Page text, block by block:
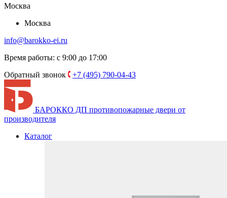
Москва
Москва
info@barokko-ei.ru
Время работы: с 9:00 до 17:00
Обратный звонок
+7 (495) 790-04-43
БАРОККО ДП противопожарные двери от
производителя
Каталог